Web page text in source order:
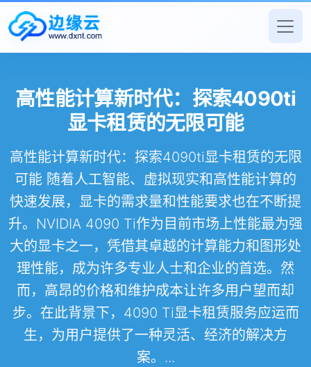
高性能计算新时代：探索4090ti
显卡租赁的无限可能
高性能计算新时代：探索4090ti显卡租赁的无限
可能 随着人工智能、虚拟现实和高性能计算的
快速发展，显卡的需求量和性能要求也在不断提
升。NVIDIA 4090 Ti作为目前市场上性能最为强
大的显卡之一，凭借其卓越的计算能力和图形处
理性能，成为许多专业人士和企业的首选。然
而，高昂的价格和维护成本让许多用户望而却
步。在此背景下，4090 Ti显卡租赁服务应运而
生，为用户提供了一种灵活、经济的解决方
案。...